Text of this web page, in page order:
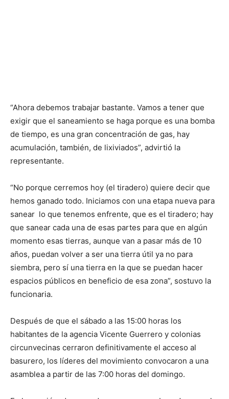
“Ahora debemos trabajar bastante. Vamos a tener que
exigir que el saneamiento se haga porque es una bomba
de tiempo, es una gran concentración de gas, hay
acumulación, también, de lixiviados”, advirtió la
representante.
“No porque cerremos hoy (el tiradero) quiere decir que
hemos ganado todo. Iniciamos con una etapa nueva para
sanear lo que tenemos enfrente, que es el tiradero; hay
que sanear cada una de esas partes para que en algún
momento esas tierras, aunque van a pasar más de 10
años, puedan volver a ser una tierra útil ya no para
siembra, pero sí una tierra en la que se puedan hacer
espacios públicos en beneficio de esa zona”, sostuvo la
funcionaria.
Después de que el sábado a las 15:00 horas los
habitantes de la agencia Vicente Guerrero y colonias
circunvecinas cerraron definitivamente el acceso al
basurero, los líderes del movimiento convocaron a una
asamblea a partir de las 7:00 horas del domingo.